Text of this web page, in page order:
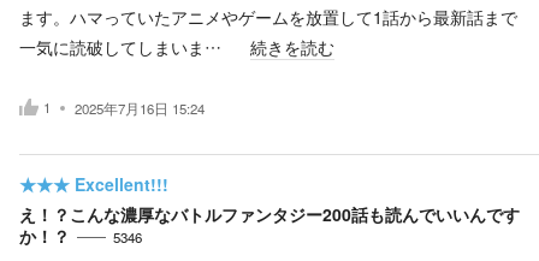
ます。ハマっていたアニメやゲームを放置して1話から最新話まで
一気に読破してしまいま…
続きを読む
1 2025年7月16日 15:24
★★★ Excellent!!!
え！？こんな濃厚なバトルファンタジー200話も読んでいいんです
か！？
5346